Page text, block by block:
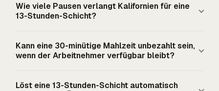
keine Mahlzeitenperioden oder Ruhepausen, daher hat
können aus State Law, lokalen Regeln, einer
Arbeitgeberrichtlinie oder einem Vertrag stammen.
für die Vergütung behandelt werden, sofern keine
Wie viele Pausen verlangt Kalifornien für eine
13-Stunden-Schicht?
benötigen während einer 13-Stunden-Schicht im
Allgemeinen zwei 30-minütige Mahlzeitenperioden und
Mahlzeitenperiode ist erforderlich, weil der Verzicht auf
Kann eine 30-minütige Mahlzeit unbezahlt sein,
wenn der Arbeitnehmer verfügbar bleibt?
nur dann unbezahlt, wenn der Arbeitnehmer vollständig
Löst eine 13-Stunden-Schicht automatisch